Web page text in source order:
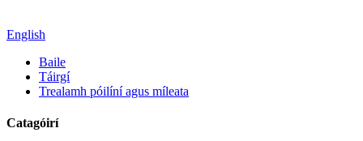
English
Baile
Táirgí
Trealamh póilíní agus míleata
Catagóirí